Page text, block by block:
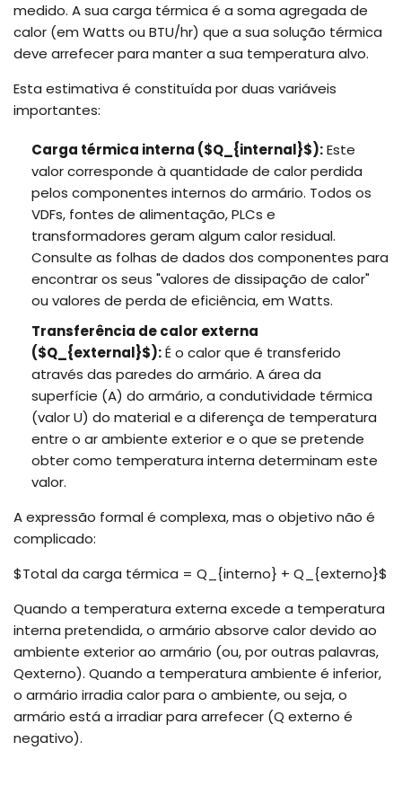
medido. A sua carga térmica é a soma agregada de
calor (em Watts ou BTU/hr) que a sua solução térmica
deve arrefecer para manter a sua temperatura alvo.
Esta estimativa é constituída por duas variáveis
importantes:
Carga térmica interna ($Q_{internal}$):Este
valor corresponde à quantidade de calor perdida
pelos componentes internos do armário. Todos os
VDFs, fontes de alimentação, PLCs e
transformadores geram algum calor residual.
Consulte as folhas de dados dos componentes para
encontrar os seus "valores de dissipação de calor"
ou valores de perda de eficiência, em Watts.
Transferência de calor externa
($Q_{external}$):É o calor que é transferido
através das paredes do armário. A área da
superfície (A) do armário, a condutividade térmica
(valor U) do material e a diferença de temperatura
entre o ar ambiente exterior e o que se pretende
obter como temperatura interna determinam este
valor.
A expressão formal é complexa, mas o objetivo não é
complicado:
$Total da carga térmica = Q_{interno} + Q_{externo}$
Quando a temperatura externa excede a temperatura
interna pretendida, o armário absorve calor devido ao
ambiente exterior ao armário (ou, por outras palavras,
Qexterno). Quando a temperatura ambiente é inferior,
o armário irradia calor para o ambiente, ou seja, o
armário está a irradiar para arrefecer (Q externo é
negativo).